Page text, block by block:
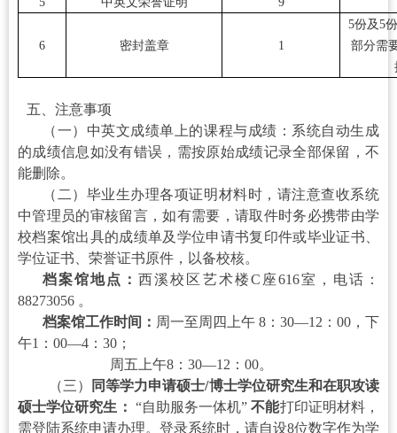
6 密封盖章 1
5份及5
部分需
五、注意事项
（一） 中英文成绩单上的课程与成绩 ：系统自动生成
的成绩信息如没有错误，需按原始成绩记录全部保留，不
能删除。
（二） 毕业生办理各项证明材料时，请注意查收系统
中管理员的审核留言，如有需要，请取件时务必携带由学
校档案馆出具的成绩单及学位申请书复印件或毕业证书、
学位证书、荣誉证书原件，以备校核。
档案馆地点：西溪校区艺术楼C座616室，电话：
88273056 。
档案馆工作时间： 周一至周四上午 8：30—12：00，下
午1：00—4：30；
周五上午8：30—12：00。
（三）
同等学力申请硕士/博士学位研究生和在职攻读
硕士学位研究生： “自助服务一体机” 不能打印证明材料，
需登陆系统申请办理。 登录系统时，请自设8位数字作为学